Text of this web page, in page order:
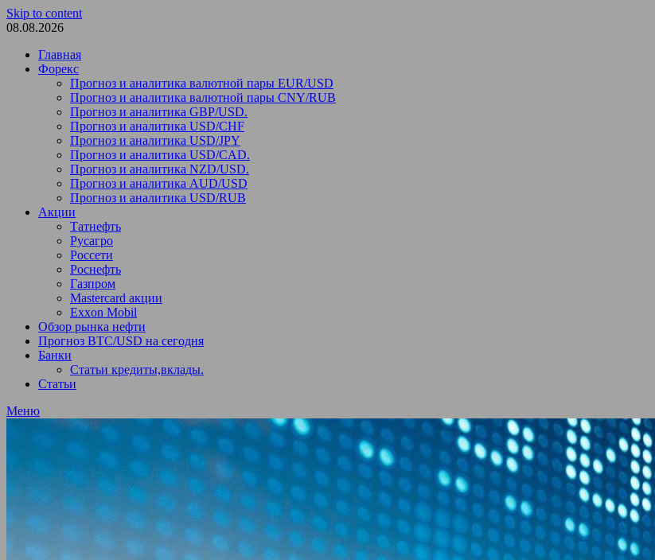
Skip to content
08.08.2026
Главная
Форекс
Прогноз и аналитика валютной пары EUR/USD
Прогноз и аналитика валютной пары CNY/RUB
Прогноз и аналитика GBP/USD.
Прогноз и аналитика USD/CHF
Прогноз и аналитика USD/JPY
Прогноз и аналитика USD/CAD.
Прогноз и аналитика NZD/USD.
Прогноз и аналитика AUD/USD
Прогноз и аналитика USD/RUB
Акции
Татнефть
Русагро
Россети
Роснефть
Газпром
Mastercard акции
Exxon Mobil
Обзор рынка нефти
Прогноз BTC/USD на сегодня
Банки
Статьи кредиты,вклады.
Статьи
Меню